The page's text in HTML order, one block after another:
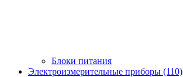
Блоки питания
Электроизмерительные приборы (110)